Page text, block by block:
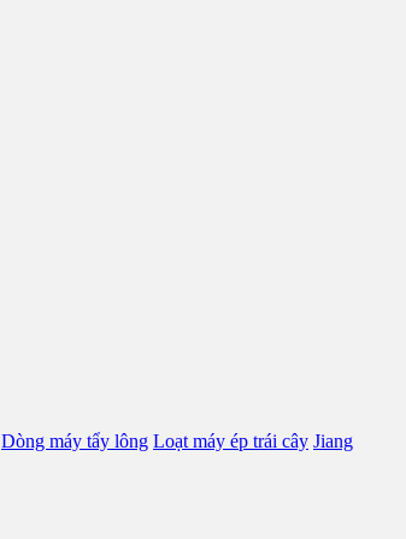
Dòng máy tẩy lông Loạt máy ép trái cây Jiang